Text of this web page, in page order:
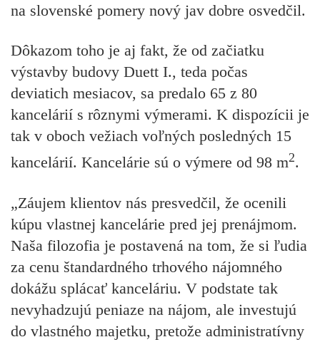
na slovenské pomery nový jav dobre osvedčil.
Dôkazom toho je aj fakt, že od začiatku
výstavby budovy Duett I., teda počas
deviatich mesiacov, sa predalo 65 z 80
kancelárií s rôznymi výmerami. K dispozícii je
tak v oboch vežiach voľných posledných 15
kancelárií. Kancelárie sú o výmere od 98 m2.
„Záujem klientov nás presvedčil, že ocenili
kúpu vlastnej kancelárie pred jej prenájmom.
Naša filozofia je postavená na tom, že si ľudia
za cenu štandardného trhového nájomného
dokážu splácať kanceláriu. V podstate tak
nevyhadzujú peniaze na nájom, ale investujú
do vlastného majetku, pretože administratívny